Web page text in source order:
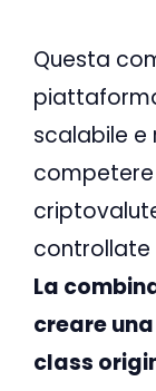
Questa
scalabile
controllate
La
creare
class